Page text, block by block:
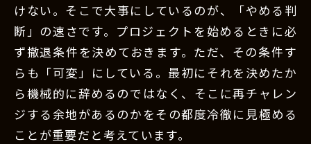
けない。そこで大事にしているのが、「やめる判
断」の速さです。プロジェクトを始めるときに必
ず撤退条件を決めておきます。ただ、その条件す
らも「可変」にしている。最初にそれを決めたか
ら機械的に辞めるのではなく、そこに再チャレン
ジする余地があるのかをその都度冷徹に見極める
ことが重要だと考えています。